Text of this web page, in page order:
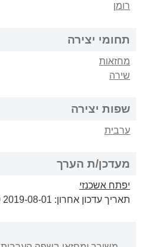
רומן
תחומי יצירה
מחזאות
שירה
שפות יצירה
ערבית
מעדכן/ת הערך
יפתח אשכנזי
תאריך עדכון אחרון: 2019-08-01 00:00:00